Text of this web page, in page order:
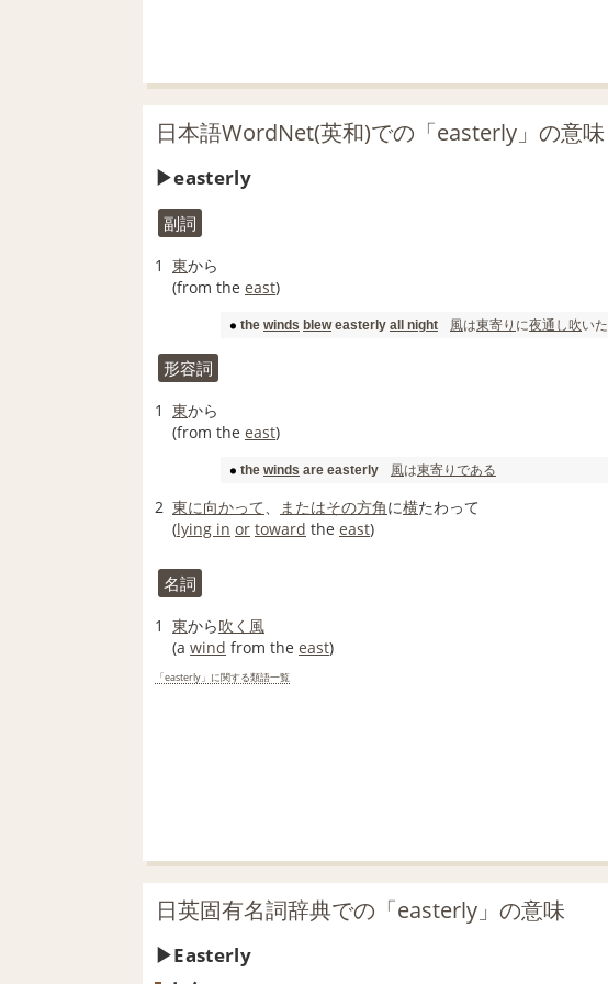
日本語WordNet(英和)での「easterly」の意味
easterly
副詞
1 東から
(from the east)
the winds bleweasterly all night 風は東寄り に夜通し 吹いた
形容詞
1 東から
(from the east)
the winds are easterly 風は東寄り である
2 東に向かって またはその方角に横たわって
(lying in or toward the east)
名詞
1 東から吹く 風
(a wind from the east)
「easterly」に関する類語一覧
日英固有名詞辞典での「easterly」の意味
Easterly